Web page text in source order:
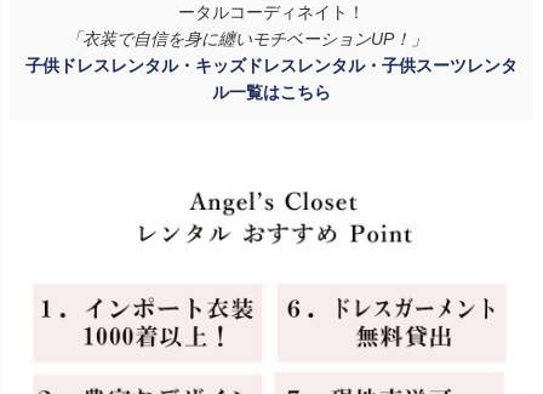
ータルコーディネイト！
「衣装で自信を身に纏いモチベーションUP！」
子供ドレスレンタル・キッズドレスレンタル・子供スーツレンタ
ル一覧はこちら